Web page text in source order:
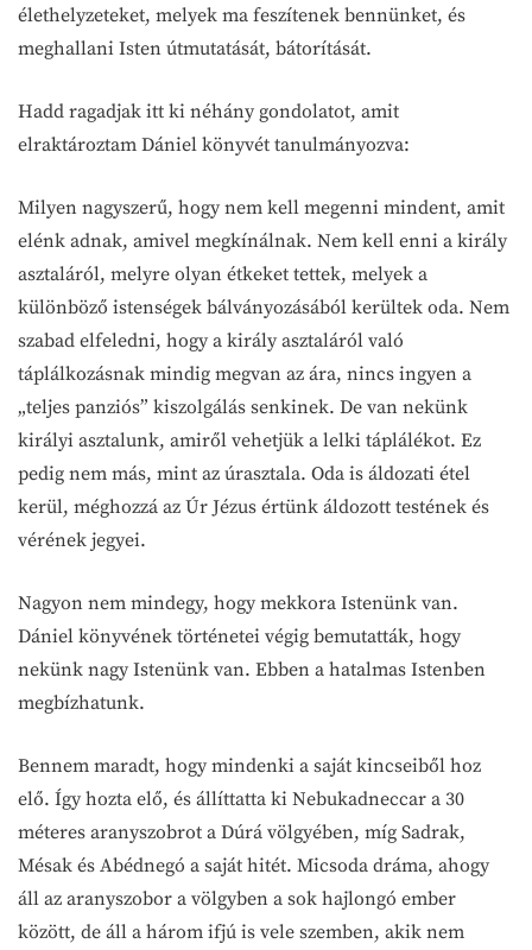
élethelyzeteket, melyek ma feszítenek bennünket, és
meghallani Isten útmutatását, bátorítását.
Hadd ragadjak itt ki néhány gondolatot, amit
elraktároztam Dániel könyvét tanulmányozva:
Milyen nagyszerű, hogy nem kell megenni mindent, amit
elénk adnak, amivel megkínálnak. Nem kell enni a király
asztaláról, melyre olyan étkeket tettek, melyek a
különböző istenségek bálványozásából kerültek oda. Nem
szabad elfeledni, hogy a király asztaláról való
táplálkozásnak mindig megvan az ára, nincs ingyen a
„teljes panziós” kiszolgálás senkinek. De van nekünk
királyi asztalunk, amiről vehetjük a lelki táplálékot. Ez
pedig nem más, mint az úrasztala. Oda is áldozati étel
kerül, méghozzá az Úr Jézus értünk áldozott testének és
vérének jegyei.
Nagyon nem mindegy, hogy mekkora Istenünk van.
Dániel könyvének történetei végig bemutatták, hogy
nekünk nagy Istenünk van. Ebben a hatalmas Istenben
megbízhatunk.
Bennem maradt, hogy mindenki a saját kincseiből hoz
elő. Így hozta elő, és állíttatta ki Nebukadneccar a 30
méteres aranyszobrot a Dúrá völgyében, míg Sadrak,
Mésak és Abédnegó a saját hitét. Micsoda dráma, ahogy
áll az aranyszobor a völgyben a sok hajlongó ember
között, de áll a három ifjú is vele szemben, akik nem